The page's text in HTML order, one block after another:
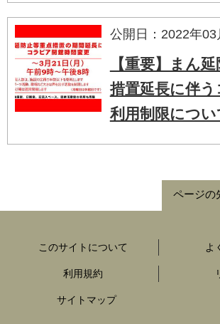
公開日：2022年03
【重要】まん
措置延長に伴
利用制限につい
ページの
このサイトについて よ
利用規約
サイトマップ